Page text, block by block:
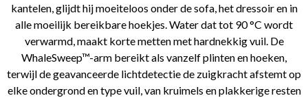
kantelen, glijdt hij moeiteloos onder de sofa, het dressoir en in
alle moeilijk bereikbare hoekjes. Water dat tot 90 °C wordt
verwarmd, maakt korte metten met hardnekkig vuil. De
WhaleSweep™-arm bereikt als vanzelf plinten en hoeken,
terwijl de geavanceerde lichtdetectie de zuigkracht afstemt op
elke ondergrond en type vuil, van kruimels en plakkerige resten